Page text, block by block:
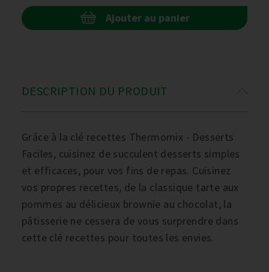
Ajouter au panier
DESCRIPTION DU PRODUIT
Grâce à la clé recettes Thermomix - Desserts
Faciles, cuisinez de succulent desserts simples
et efficaces, pour vos fins de repas. Cuisinez
vos propres recettes, de la classique tarte aux
pommes au délicieux brownie au chocolat, la
pâtisserie ne cessera de vous surprendre dans
cette clé recettes pour toutes les envies.